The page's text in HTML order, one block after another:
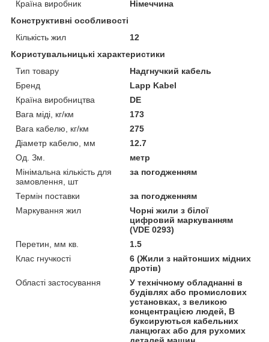
Країна виробник
Німеччина
Конструктивні особливості
Кількість жил
12
Користувальницькі характеристики
Тип товару
Надгнучкий кабель
Бренд
Lapp Kabel
Країна виробництва
DE
Вага міді, кг/км
173
Вага кабелю, кг/км
275
Діаметр кабелю, мм
12.7
Од. Зм.
метр
Мінімальна кількість для
замовлення, шт
за погодженням
Термін поставки
за погодженням
Маркування жил
Чорні жили з білої
цифровий маркуванням
(VDE 0293)
Перетин, мм кв.
1.5
Клас гнучкості
6 (Жили з найтонших мідних
дротів)
Області застосування
У технічному обладнанні в
будівлях або промислових
установках, з великою
концентрацією людей, В
буксируються кабельних
ланцюгах або для рухомих
деталей машин,